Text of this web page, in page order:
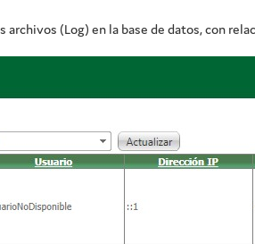
archivos (Log) en la base de datos, con